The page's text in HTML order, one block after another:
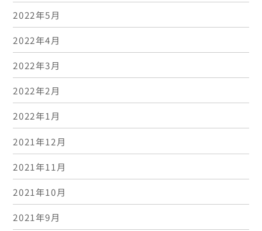
2022年5月
2022年4月
2022年3月
2022年2月
2022年1月
2021年12月
2021年11月
2021年10月
2021年9月